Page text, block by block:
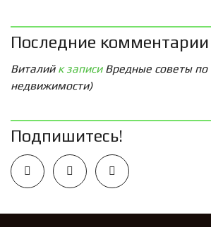
Последние комментарии
Виталийк записи Вредные советы
недвижимости)
Подпишитесь!